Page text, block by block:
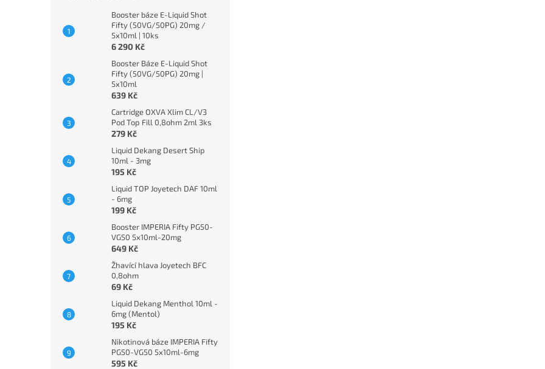
Booster báze E-Liquid Shot
Fifty (50VG/50PG) 20mg /
5x10ml | 10ks
6 290 Kč
Booster Báze E-Liquid Shot
Fifty (50VG/50PG) 20mg |
5x10ml
639 Kč
Cartridge OXVA Xlim CL/V3
Pod Top Fill 0,8ohm 2ml 3ks
279 Kč
Liquid Dekang Desert Ship
10ml - 3mg
195 Kč
Liquid TOP Joyetech DAF 10ml
- 6mg
199 Kč
Booster IMPERIA Fifty PG50-
VG50 5x10ml-20mg
649 Kč
Žhavící hlava Joyetech BFC
0,8ohm
69 Kč
Liquid Dekang Menthol 10ml -
6mg (Mentol)
195 Kč
Nikotinová báze IMPERIA Fifty
PG50-VG50 5x10ml-6mg
595 Kč